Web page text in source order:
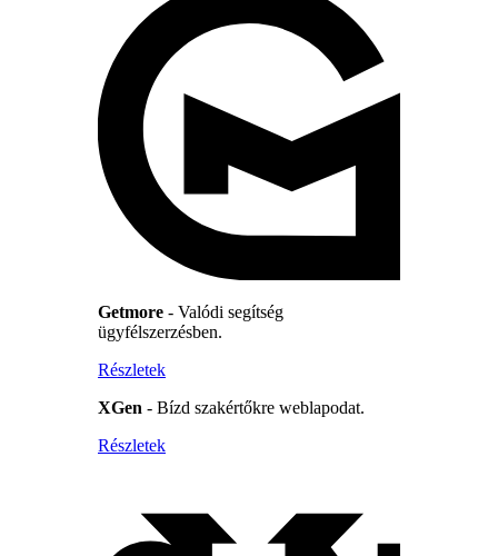
Getmore - Valódi segítség
ügyfélszerzésben.
Részletek
XGen - Bízd szakértőkre weblapodat.
Részletek